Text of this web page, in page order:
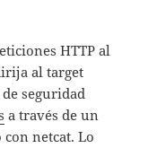
HTTP al
al target
seguridad
a través de un
netcat. Lo